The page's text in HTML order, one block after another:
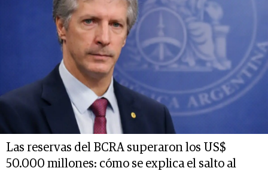
Las reservas del BCRA superaron los US$
50.000 millones: cómo se explica el salto al